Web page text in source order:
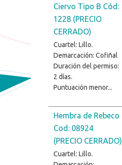
Ciervo Tipo B Cód:
1228 (PRECIO
CERRADO)
Cuartel: Lillo.
Demarcación: Cofiñal
Duración del permiso:
2 días.
Puntuación menor...
Hembra de Rebeco
Cod: 08924
(PRECIO CERRADO)
Cuartel: Lillo.